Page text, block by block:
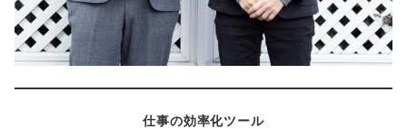
仕事の効率化ツール